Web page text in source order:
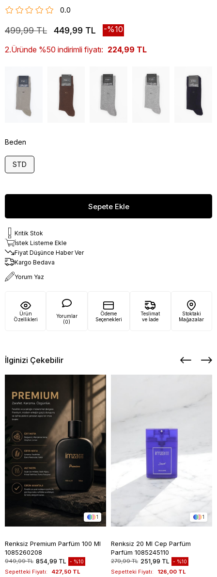
0.0
499,99 TL 449,99 TL 10
2.Üründe %50 indirimli fiyatı: 224,99 TL
Beden
STD
Kritik Stok
İstek Listeme Ekle
Fiyat Düşünce Haber Ver
Kargo Bedava
Yorum Yaz
Ürün
Özellikleri
Yorumlar
(0)
Ödeme
Seçenekleri
Teslimat
ve İade
Stoktaki
Mağazalar
İlginizi Çekebilir
1
Renksiz Premium Parfüm 100 Ml
1085260208
949,99 TL 854,99 TL %10
Sepetteki Fiyatı: 427,50 TL
1
Renksiz 20 Ml Cep Parfüm
Parfüm 1085245110
279,99 TL 251,99 TL %10
Sepetteki Fiyatı: 126,00 TL